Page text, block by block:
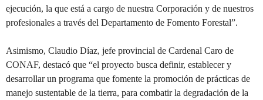
ejecución, la que está a cargo de nuestra Corporación y de nuestros
profesionales a través del Departamento de Fomento Forestal”.
Asimismo, Claudio Díaz, jefe provincial de Cardenal Caro de
CONAF, destacó que “el proyecto busca definir, establecer y
desarrollar un programa que fomente la promoción de prácticas de
manejo sustentable de la tierra, para combatir la degradación de la